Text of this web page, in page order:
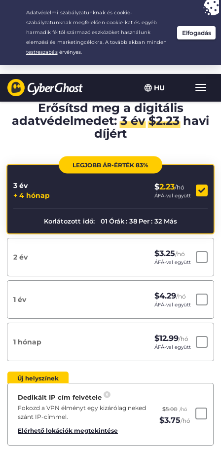
HU
Your choice:The Best Dealfor 3.3333333333333-years at $
/month
Erősítsd meg a digitális
adatvédelmedet:3 év $2.23havi
díjért
LEGJOBB ÁR-ÉRTÉK 83%
3 év
+ 4 hónap
$2.23/hó
ÁFÁ-val együtt
Korlátozott idő: 01 Órák: 38 Per: 31 Más
2 év $3.25/hó
ÁFÁ-val együtt
1 év $4.29/hó
ÁFÁ-val együtt
1 hónap $12.99/hó
ÁFÁ-val együtt
Új helyszínek
Dedikált IP cím felvétele
Fokozd a VPN élményt egy kizárólag neked
szánt IP-címmel.
Elérhető lokációk megtekintése
$5.00 /hó
$3.75/hó